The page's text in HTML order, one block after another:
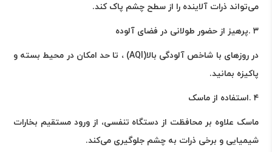
می‌تواند ذرات آلاینده را از سطح چشم پاک کند.
۳ .پرهیز از حضور طولانی در فضای آلوده
در روزهای با شاخص آلودگی بالا(AQI)، تا حد امکان در محیط بسته و
پاکیزه بمانید.
۴ .استفاده از ماسک
ماسک علاوه بر محافظت از دستگاه تنفسی، از ورود مستقیم بخارات
شیمیایی و برخی ذرات به چشم جلوگیری می‌کند.